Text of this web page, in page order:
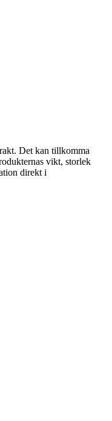
Det kan tillkomma
vikt, storlek
direkt i